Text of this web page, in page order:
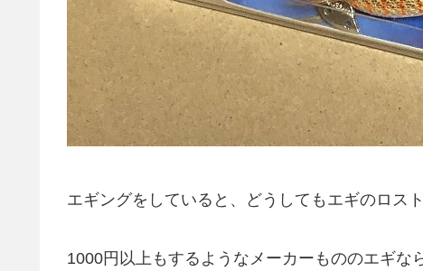
エギングをしていると、どうしてもエギのロス
1000円以上もするようなメーカーもののエギな